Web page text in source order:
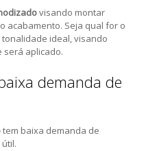
visando montar
acabamento. Seja qual for o
ideal, visando
será aplicado.
demanda de
tem baixa demanda de